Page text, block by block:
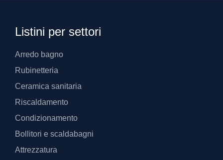
Listini per settori
Arredo bagno
Rubinetteria
Ceramica sanitaria
Riscaldamento
Condizionamento
Bollitori e scaldabagni
Attrezzatura